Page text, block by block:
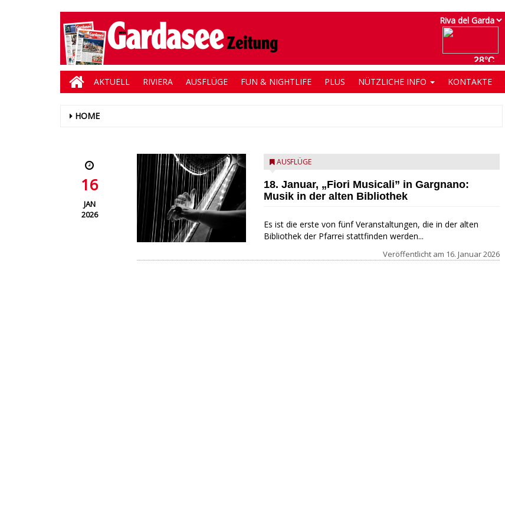
AKTUELL RIVIERA AUSFLÜGE FUN & NIGHTLIFE PLUS NÜTZLICHE INFO KONTAKTE
HOME
16
JAN
2026
AUSFLÜGE
18. Januar, „Fiori Musicali” in Gargnano:
Musik in der alten Bibliothek
Es ist die erste von fünf Veranstaltungen, die in der alten
Bibliothek der Pfarrei stattfinden werden...
Veröffentlicht am 16. Januar 2026